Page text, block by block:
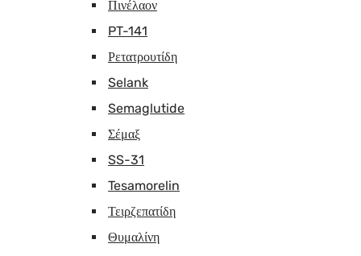
Πινέλαον
PT-141
Ρετατρουτίδη
Selank
Semaglutide
Σέμαξ
SS-31
Tesamorelin
Τειρζεπατίδη
Θυμαλίνη